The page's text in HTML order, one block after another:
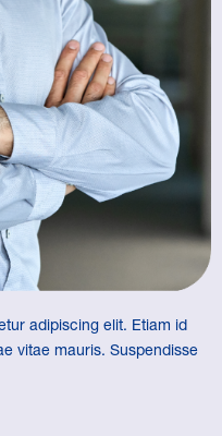
adipiscing elit. Etiam id
vitae mauris. Suspendisse